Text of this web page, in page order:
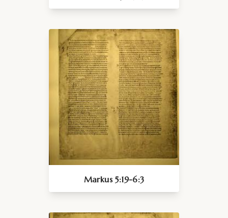
Markus 5:19-6:3